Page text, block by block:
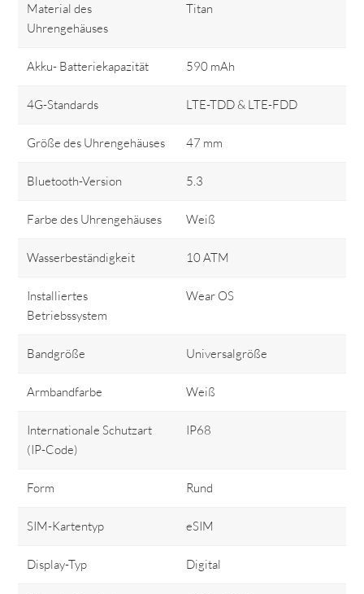
Material des
Uhrengehäuses
Titan
Akku- Batteriekapazität 590 mAh
4G-Standards LTE-TDD & LTE-FDD
Größe des Uhrengehäuses 47 mm
Bluetooth-Version 5.3
Farbe des Uhrengehäuses Weiß
Wasserbeständigkeit 10 ATM
Installiertes
Betriebssystem
Wear OS
Bandgröße Universalgröße
Armbandfarbe Weiß
Internationale Schutzart
(IP-Code)
IP68
Form Rund
SIM-Kartentyp eSIM
Display-Typ Digital